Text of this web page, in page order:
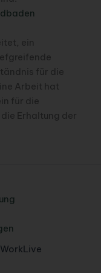
ein
für die
Arbeit hat
für die
Erhaltung der